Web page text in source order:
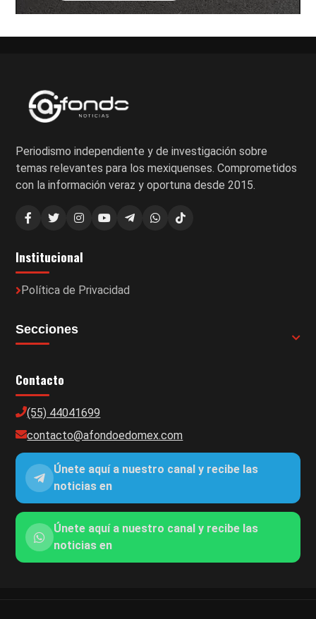
Periodismo independiente y de investigación sobre
temas relevantes para los mexiquenses. Comprometidos
con la información veraz y oportuna desde 2015.
Institucional
Política de Privacidad
Secciones
Contacto
(55) 44041699
contacto@afondoedomex.com
Únete aquí a nuestro canal y recibe las
noticias en
Únete aquí a nuestro canal y recibe las
noticias en